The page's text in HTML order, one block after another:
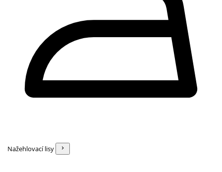
Nažehlovací lisy